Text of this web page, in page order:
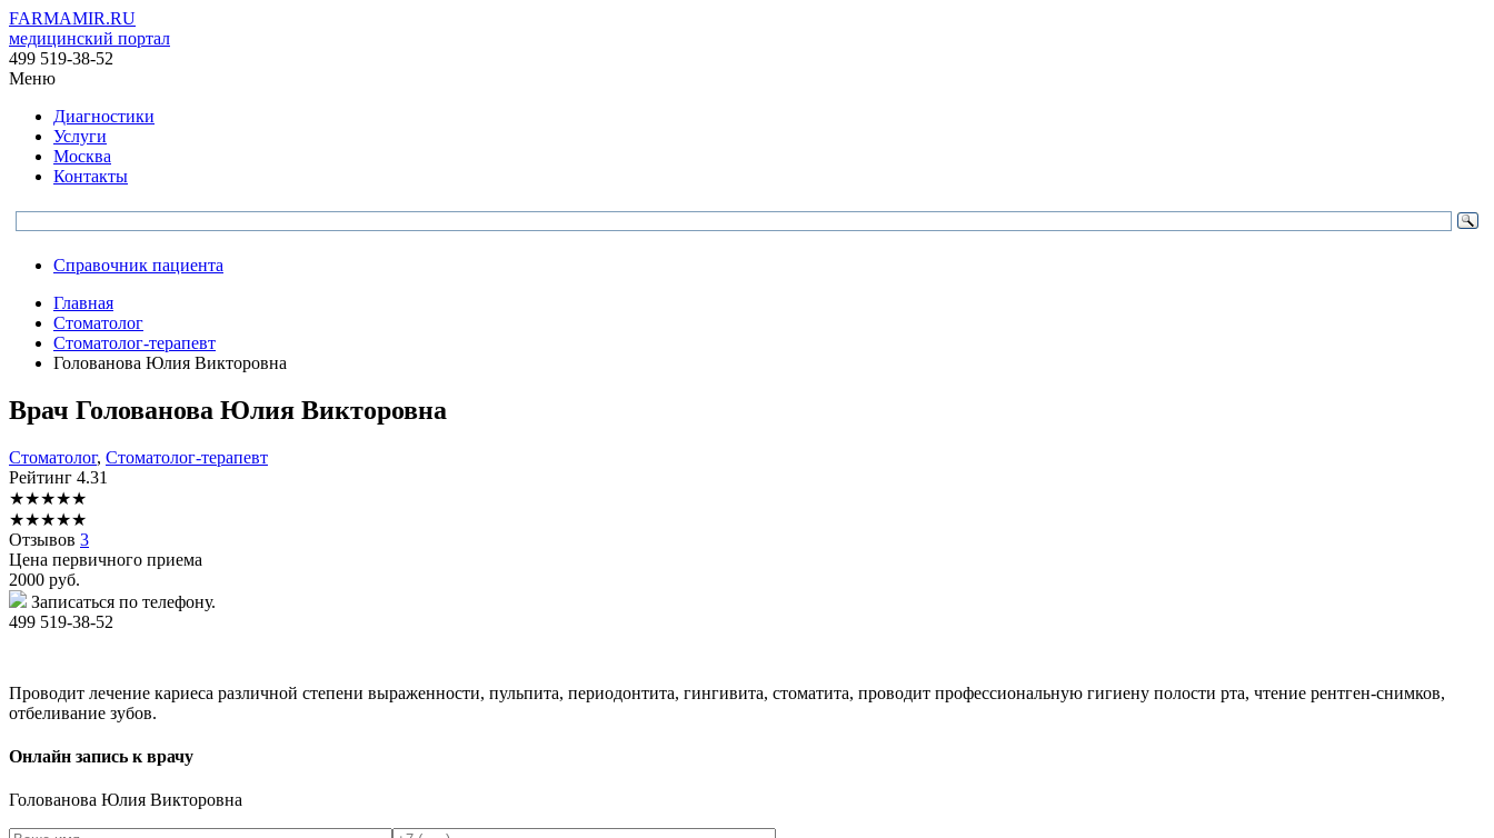
FARMAMIR.RU
медицинский портал
499 519-38-52
Меню
Диагностики
Услуги
Москва
Контакты
Справочник пациента
Главная
Стоматолог
Стоматолог-терапевт
Голованова Юлия Викторовна
Врач Голованова Юлия Викторовна
Стоматолог, Стоматолог-терапевт
Рейтинг 4.31
★★★★★
★★★★★
Отзывов 3
Цена первичного приема
2000 руб.
Записаться по телефону.
499 519-38-52
Проводит лечение кариеса различной степени выраженности, пульпита, периодонтита, гингивита, стоматита, проводит профессиональную гигиену полости рта, чтение рентген-снимков,
отбеливание зубов.
Онлайн запись к врачу
Голованова Юлия Викторовна